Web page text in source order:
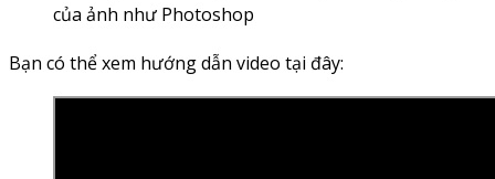
của ảnh như Photoshop
Bạn có thể xem hướng dẫn video tại đây: